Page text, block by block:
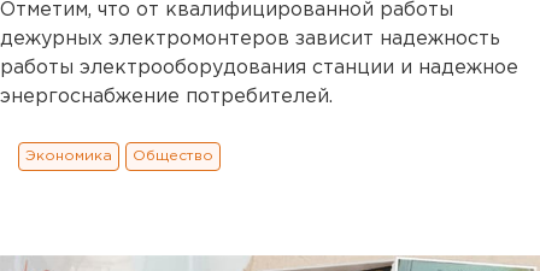
Отметим, что от квалифицированной работы
дежурных электромонтеров зависит надежность
работы электрооборудования станции и надежное
энергоснабжение потребителей.
Экономика Общество